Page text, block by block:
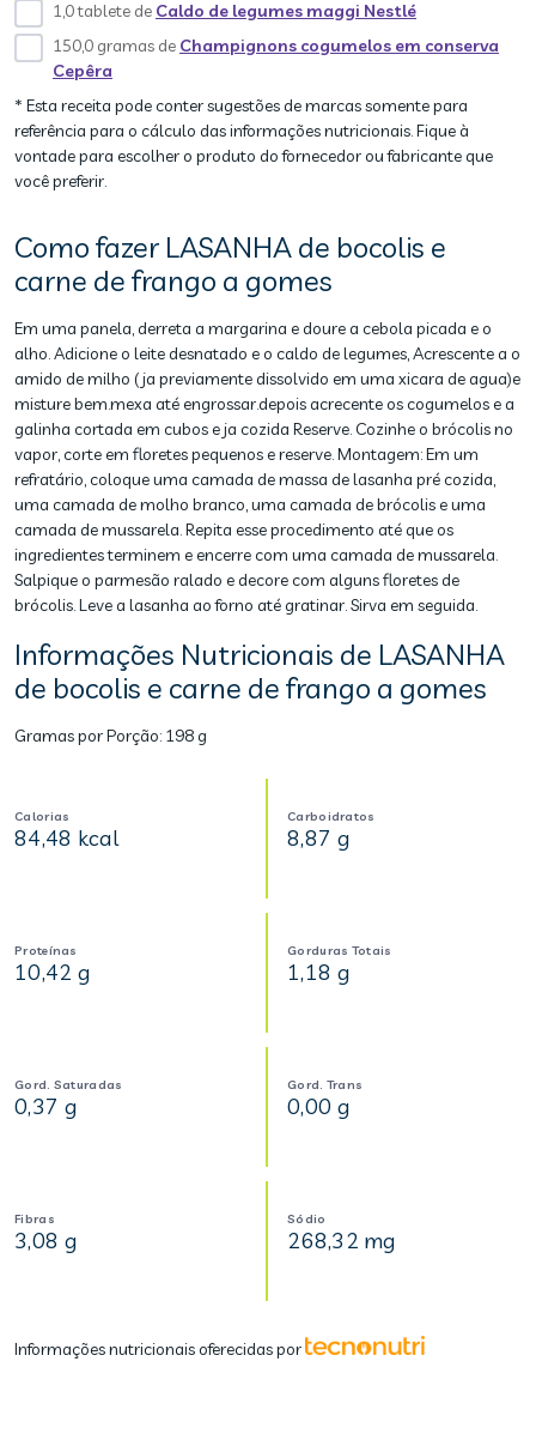
1,0 tablete de Caldo de legumes maggi Nestlé
150,0 gramas de Champignons cogumelos em conserva
Cepêra
* Esta receita pode conter sugestões de marcas somente para
referência para o cálculo das informações nutricionais. Fique à
vontade para escolher o produto do fornecedor ou fabricante que
você preferir.
Como fazer LASANHA de bocolis e
carne de frango a gomes
Em uma panela, derreta a margarina e doure a cebola picada e o
alho. Adicione o leite desnatado e o caldo de legumes, Acrescente a o
amido de milho (ja previamente dissolvido em uma xicara de agua)e
misture bem.mexa até engrossar.depois acrecente os cogumelos e a
galinha cortada em cubos e ja cozida Reserve. Cozinhe o brócolis no
vapor, corte em floretes pequenos e reserve. Montagem: Em um
refratário, coloque uma camada de massa de lasanha pré cozida,
uma camada de molho branco, uma camada de brócolis e uma
camada de mussarela. Repita esse procedimento até que os
ingredientes terminem e encerre com uma camada de mussarela.
Salpique o parmesão ralado e decore com alguns floretes de
brócolis. Leve a lasanha ao forno até gratinar. Sirva em seguida.
Informações Nutricionais de LASANHA
de bocolis e carne de frango a gomes
Gramas por Porção: 198 g
Calorias
84,48 kcal
Carboidratos
8,87 g
Proteínas
10,42 g
Gorduras Totais
1,18 g
Gord. Saturadas
0,37 g
Gord. Trans
0,00 g
Fibras
3,08 g
Sódio
268,32 mg
Informações nutricionais oferecidas por